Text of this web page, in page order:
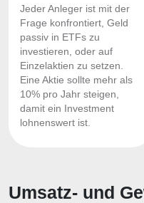
Jeder Anleger ist mit der
Frage konfrontiert, Geld
passiv in ETFs zu
investieren, oder auf
Einzelaktien zu setzen.
Eine Aktie sollte mehr als
10% pro Jahr steigen,
damit ein Investment
lohnenswert ist.
Umsatz- und